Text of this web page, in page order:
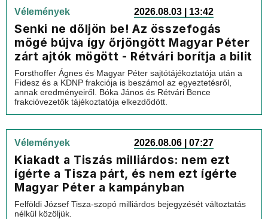
Vélemények 2026.08.03 | 13:42
Senki ne dőljön be! Az összefogás
mögé bújva így őrjöngött Magyar Péter
zárt ajtók mögött - Rétvári borítja a bilit
Forsthoffer Ágnes és Magyar Péter sajtótájékoztatója után a
Fidesz és a KDNP frakciója is beszámol az egyeztetésről,
annak eredményeiről. Bóka János és Rétvári Bence
frakcióvezetők tájékoztatója elkezdődött.
Vélemények 2026.08.06 | 07:27
Kiakadt a Tiszás milliárdos: nem ezt
ígérte a Tisza párt, és nem ezt ígérte
Magyar Péter a kampányban
Felföldi József Tisza-szopó milliárdos bejegyzését változtatás
nélkül közöljük.